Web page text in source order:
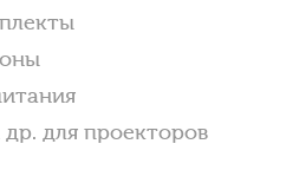
для проекторов